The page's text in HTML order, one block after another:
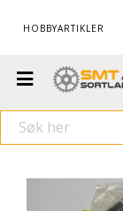
HOBBYARTIKLER